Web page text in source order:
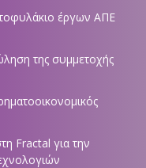
έργων ΑΠΕ
της συμμετοχής
Fractal για την